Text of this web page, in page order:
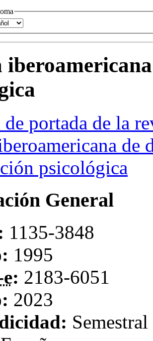
General
1135-3848
1995
: 2183-6051
2023
Semestral